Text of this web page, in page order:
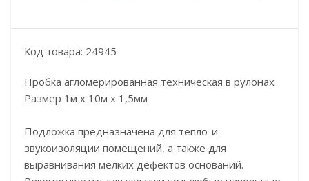
Код товара: 24945
Пробка агломерированная техническая в рулонах
Размер 1м х 10м х 1,5мм
Подложка предназначена для тепло-и
звукоизоляции помещений, а также для
выравнивания мелких дефектов оснований.